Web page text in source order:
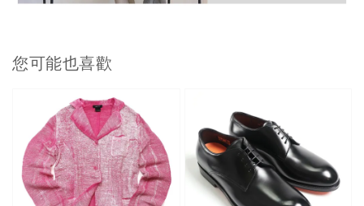
您可能也喜歡